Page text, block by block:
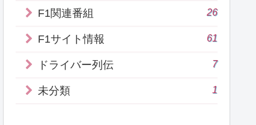
F1関連番組 26
F1サイト情報 61
ドライバー列伝 7
未分類 1